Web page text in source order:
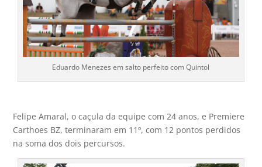
Eduardo Menezes em salto perfeito com Quintol
Felipe Amaral, o caçula da equipe com 24 anos, e Premiere
Carthoes BZ, terminaram em 11º, com 12 pontos perdidos
na soma dos dois percursos.